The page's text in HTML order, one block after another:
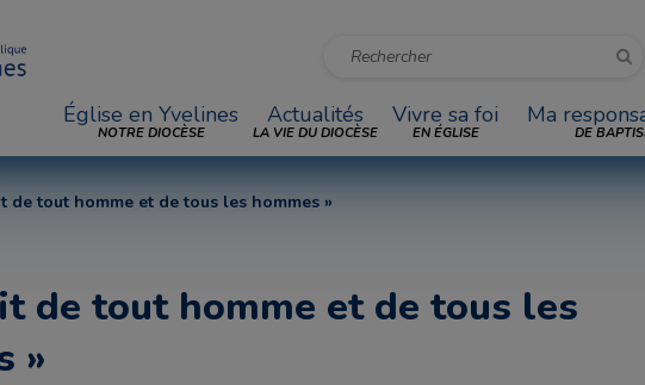
Église en Yvelines
NOTRE DIOCÈSE
Actualités
LA VIE DU DIOCÈSE
Vivre sa foi
EN ÉGLISE
Ma
DE
de tout homme et de tous les hommes »
de tout homme et de tous les
»